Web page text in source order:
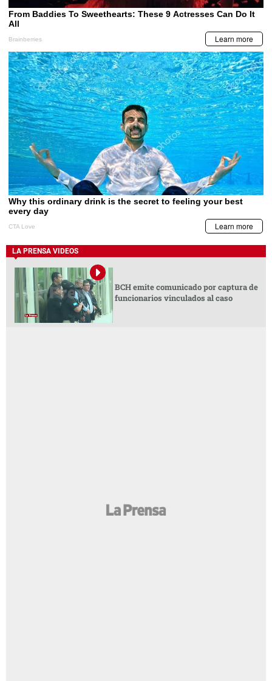
LA PRENSA VIDEOS
BCH emite comunicado por captura de
funcionarios vinculados al caso